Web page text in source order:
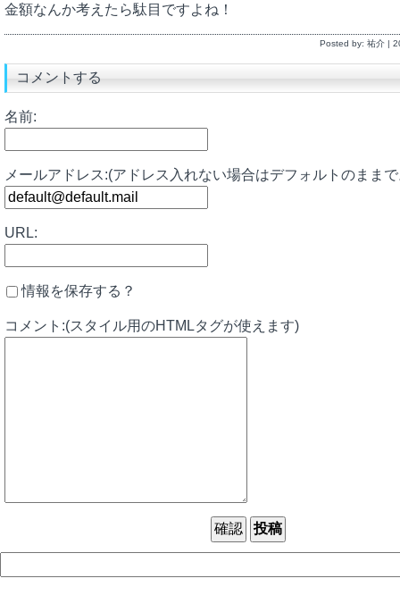
金額なんか考えたら駄目ですよね！
Posted by: 祐介 |
コメントする
名前:
メールアドレス:(アドレス入れない場合はデフォルトのまま
URL:
情報を保存する？
コメント:(スタイル用のHTMLタグが使えます)